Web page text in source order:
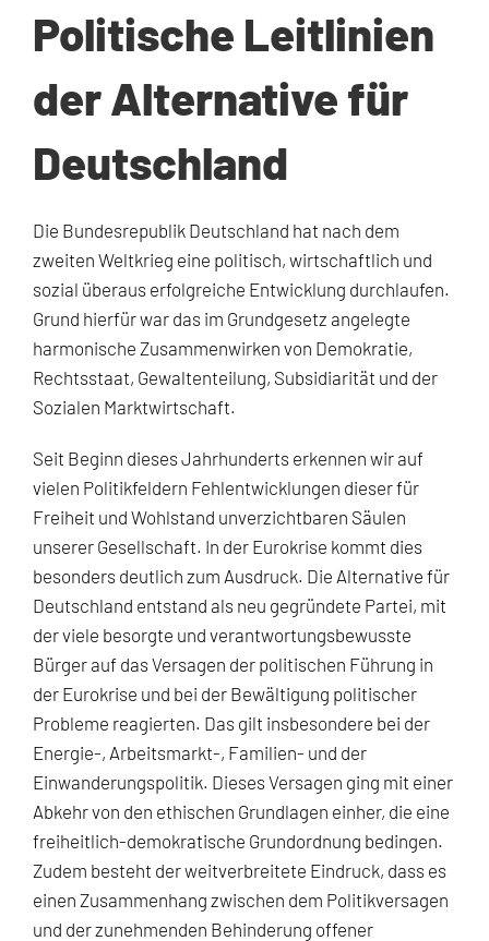
Politische Leitlinien
der Alternative für
Deutschland
Die Bundesrepublik Deutschland hat nach dem
zweiten Weltkrieg eine politisch, wirtschaftlich und
sozial überaus erfolgreiche Entwicklung durchlaufen.
Grund hierfür war das im Grundgesetz angelegte
harmonische Zusammenwirken von Demokratie,
Rechtsstaat, Gewaltenteilung, Subsidiarität und der
Sozialen Marktwirtschaft.
Seit Beginn dieses Jahrhunderts erkennen wir auf
vielen Politikfeldern Fehlentwicklungen dieser für
Freiheit und Wohlstand unverzichtbaren Säulen
unserer Gesellschaft. In der Eurokrise kommt dies
besonders deutlich zum Ausdruck. Die Alternative für
Deutschland entstand als neu gegründete Partei, mit
der viele besorgte und verantwortungsbewusste
Bürger auf das Versagen der politischen Führung in
der Eurokrise und bei der Bewältigung politischer
Probleme reagierten. Das gilt insbesondere bei der
Energie-, Arbeitsmarkt-, Familien- und der
Einwanderungspolitik. Dieses Versagen ging mit einer
Abkehr von den ethischen Grundlagen einher, die eine
freiheitlich-demokratische Grundordnung bedingen.
Zudem besteht der weitverbreitete Eindruck, dass es
einen Zusammenhang zwischen dem Politikversagen
und der zunehmenden Behinderung offener